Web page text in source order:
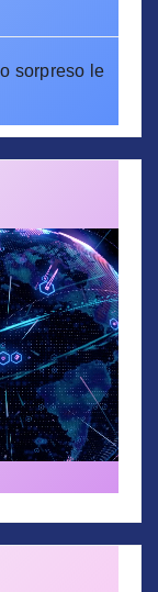
sorpreso le